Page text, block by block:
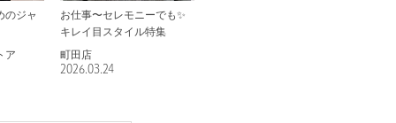
のジャ
ア
お仕事〜セレモニーでも✨
キレイ目スタイル特集
町田店
2026.03.24